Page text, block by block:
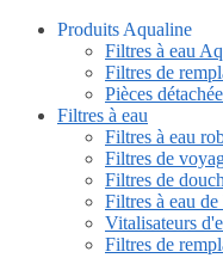
Produits Aqualine
Filtres à eau
Filtres de
Pièces
Filtres à eau
Filtres à eau
Filtres de
Filtres de
Filtres à eau
Vitalisateurs
Filtres de